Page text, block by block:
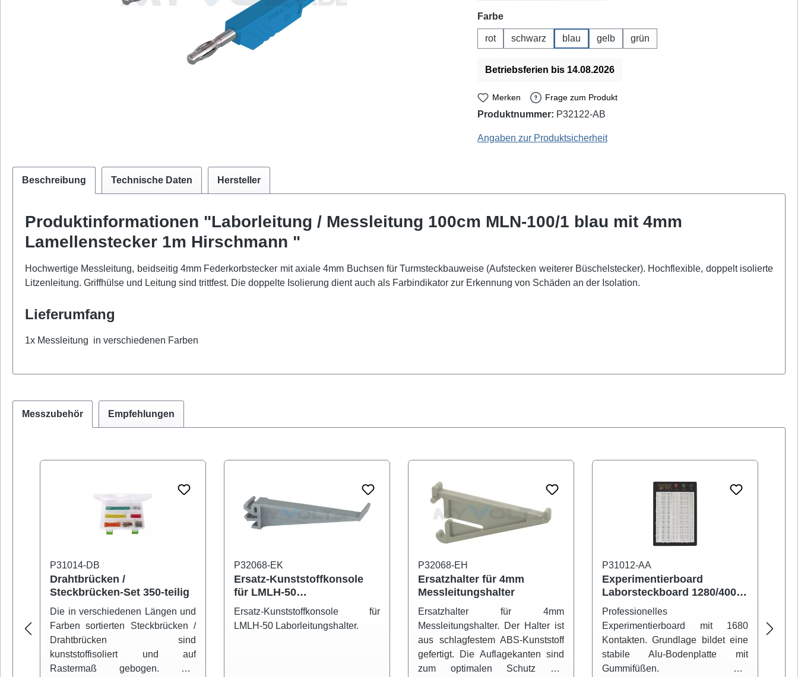
Farbeauswählen
rot schwarz blau gelb grün
Betriebsferien bis 14.08.2026
Merken Frage zum Produkt
Produktnummer: P32122-AB
Angaben zur Produktsicherheit
Beschreibung Technische Daten Hersteller
Produktinformationen "Laborleitung / Messleitung 100cm MLN-100/1 blau mit 4mm
Lamellenstecker 1m Hirschmann "
Hochwertige Messleitung, beidseitig 4mm Federkorbstecker mit axiale 4mm Buchsen für Turmsteckbauweise (Aufstecken weiterer Büschelstecker). Hochflexible, doppelt isolierte
Litzenleitung. Griffhülse und Leitung sind trittfest. Die doppelte Isolierung dient auch als Farbindikator zur Erkennung von Schäden an der Isolation.
Lieferumfang
1x Messleitung in verschiedenen Farben
Messzubehör Empfehlungen
P31014-DB
Drahtbrücken /
Steckbrücken-Set 350-teilig
Die in verschiedenen Längen und
Farben sortierten Steckbrücken /
Drahtbrücken sind
kunststoffisoliert und auf
Rastermaß gebogen. Die
P32068-EK
Ersatz-Kunststoffkonsole
für LMLH-50
Laborleitungshalter
Ersatz-Kunststoffkonsole für
LMLH-50 Laborleitungshalter.
P32068-EH
Ersatzhalter für 4mm
Messleitungshalter
Ersatzhalter für 4mm
Messleitungshalter. Der Halter ist
aus schlagfestem ABS-Kunststoff
gefertigt. Die Auflagekanten sind
zum optimalen Schutz der
P31012-AA
Experimentierboard
Laborsteckboard 1280/400
3-Terminals
Professionelles
Experimentierboard mit 1680
Kontakten. Grundlage bildet eine
stabile Alu-Bodenplatte mit
Gummifüßen. Die